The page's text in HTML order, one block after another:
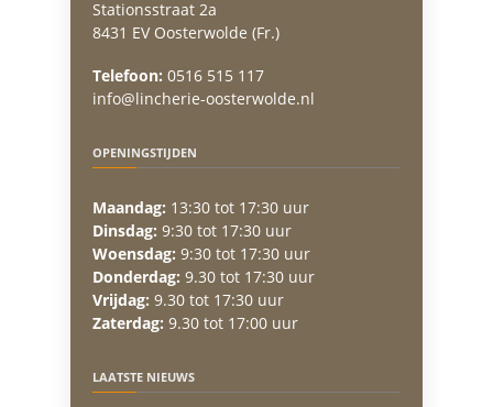
Stationsstraat 2a
8431 EV Oosterwolde (Fr.)
Telefoon: 0516 515 117
info@lincherie-oosterwolde.nl
OPENINGSTIJDEN
Maandag: 13:30 tot 17:30 uur
Dinsdag: 9:30 tot 17:30 uur
Woensdag: 9:30 tot 17:30 uur
Donderdag: 9.30 tot 17:30 uur
Vrijdag: 9.30 tot 17:30 uur
Zaterdag: 9.30 tot 17:00 uur
LAATSTE NIEUWS